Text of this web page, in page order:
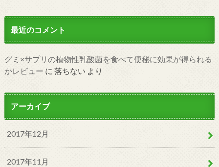
最近のコメント
グミ×サプリの植物性乳酸菌を食べて便秘に効果が得られる
かレビュー に 落ちない より
アーカイブ
2017年12月
2017年11月